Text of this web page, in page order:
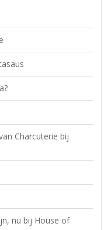
Charcuterie bij
nu bij House of